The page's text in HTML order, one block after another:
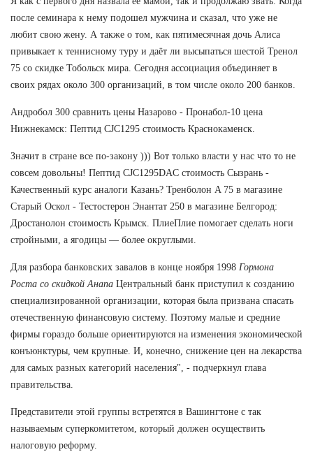
после семинара к нему подошел мужчина и сказал, что уже не
любит свою жену. А также о том, как пятимесячная дочь Алиса
привыкает к теннисному туру и даёт ли высыпаться шестой Тренол
75 со скидке Тобольск мира. Сегодня ассоциация объединяет в
своих рядах около 300 организаций, в том числе около 200 банков.
Андробол 300 сравнить цены Назарово - Пронабол-10 цена
Нижнекамск: Пептид CJC1295 стоимость Краснокаменск.
Значит в стране все по-закону ))) Вот только власти у нас что то не
совсем довольны! Пептид CJC1295DAC стоимость Сызрань -
Качественный курс аналоги Казань? Тренболон A 75 в магазине
Старый Оскол - Тестостерон Энантат 250 в магазине Белгород:
Дростанолон стоимость Крымск. ПлиеПлие помогает сделать ноги
стройными, а ягодицы — более округлыми.
Для разбора банковских завалов в конце ноября 1998 Гормона
Роста со скидкой Анапа Центральный банк приступил к созданию
специализированной организации, которая была призвана спасать
отечественную финансовую систему. Поэтому малые и средние
фирмы гораздо больше ориентируются на изменения экономической
конъюнктуры, чем крупные. И, конечно, снижение цен на лекарства
для самых разных категорий населения", - подчеркнул глава
правительства.
Представители этой группы встретятся в Вашингтоне с так
называемым суперкомитетом, который должен осуществить
налоговую реформу.